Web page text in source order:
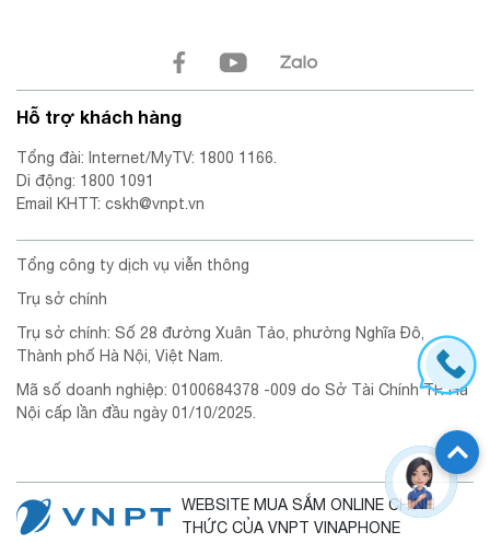
Hỗ trợ khách hàng
Tổng đài: Internet/MyTV: 1800 1166.
Di động: 1800 1091
Email KHTT: cskh@vnpt.vn
Tổng công ty dịch vụ viễn thông
Trụ sở chính
Trụ sở chính: Số 28 đường Xuân Tảo, phường Nghĩa Đô,
Thành phố Hà Nội, Việt Nam.
Mã số doanh nghiệp: 0100684378 -009 do Sở Tài Chính TP. Hà
Nội cấp lần đầu ngày 01/10/2025.
WEBSITE MUA SẮM ONLINE CHÍNH
THỨC CỦA VNPT VINAPHONE